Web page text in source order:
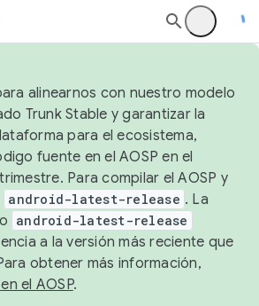
alinearnos con nuestro modelo
Trunk Stable y garantizar la
para el ecosistema,
fuente en el AOSP en el
Para compilar el AOSP y
android-latest-release . La
android-latest-release
a la versión más reciente que
obtener más información,
el AOSP.